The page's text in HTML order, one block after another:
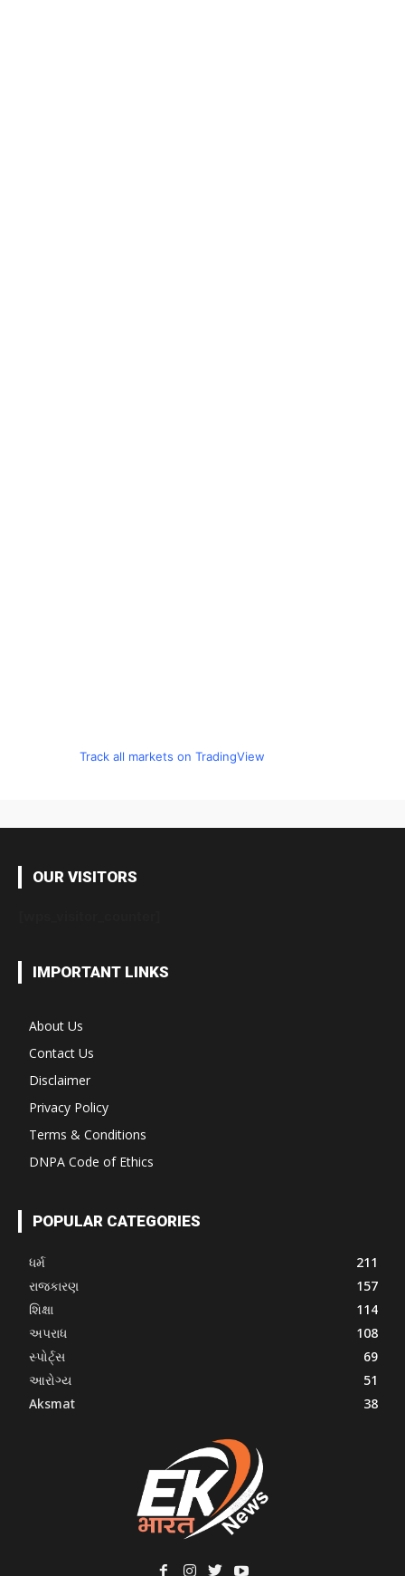
Track all markets on TradingView
OUR VISITORS
IMPORTANT LINKS
About Us
Contact Us
Disclaimer
Privacy Policy
Terms & Conditions
DNPA Code of Ethics
POPULAR CATEGORIES
ધર્મ
211
રાજકારણ
157
શિક્ષા
114
અપરાધ
108
સ્પોર્ટ્સ
69
આરોગ્ય
51
Aksmat
38